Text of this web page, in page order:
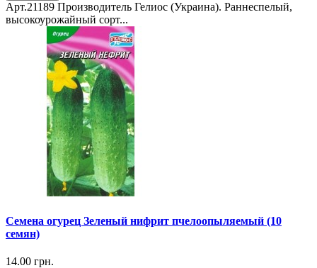
Арт.21189 Производитель Гелиос (Украина). Раннеспелый,
высокоурожайный сорт...
Семена огурец Зеленый нифрит пчелоопыляемый (10
семян)
14.00 грн.